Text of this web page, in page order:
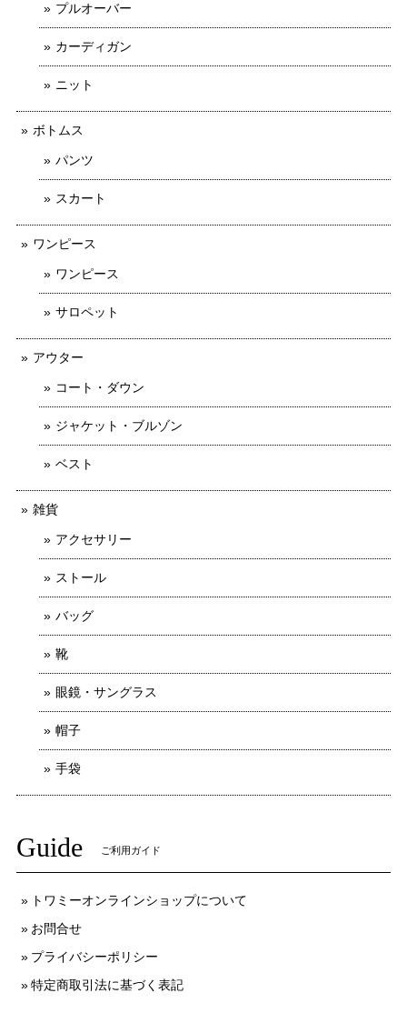
プルオーバー
カーディガン
ニット
ボトムス
パンツ
スカート
ワンピース
ワンピース
サロペット
アウター
コート・ダウン
ジャケット・ブルゾン
ベスト
雑貨
アクセサリー
ストール
バッグ
靴
眼鏡・サングラス
帽子
手袋
Guide ご利用ガイド
トワミーオンラインショップについて
お問合せ
プライバシーポリシー
特定商取引法に基づく表記